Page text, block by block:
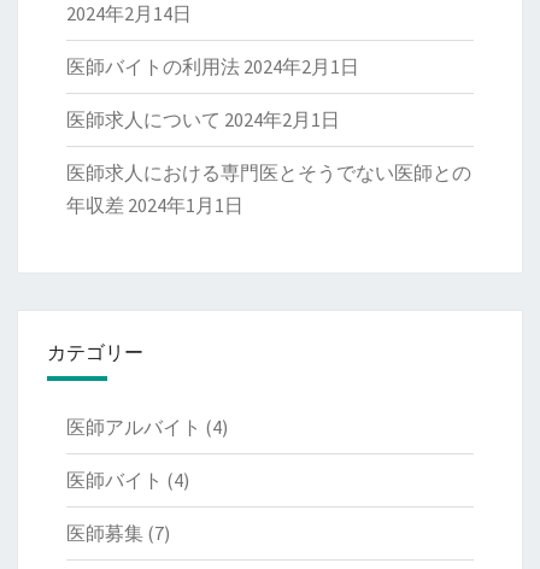
2024年2月14日
医師バイトの利用法 2024年2月1日
医師求人について 2024年2月1日
医師求人における専門医とそうでない医師との
年収差 2024年1月1日
カテゴリー
医師アルバイト (4)
医師バイト (4)
医師募集 (7)